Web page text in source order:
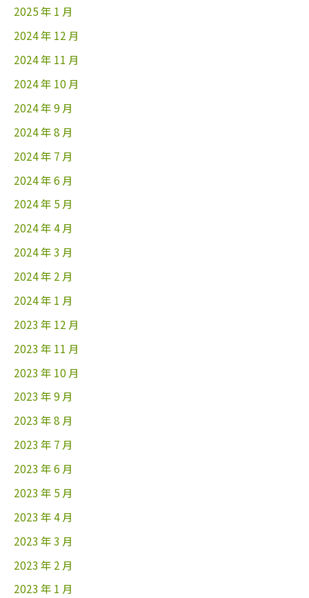
2025 年 1 月
2024 年 12 月
2024 年 11 月
2024 年 10 月
2024 年 9 月
2024 年 8 月
2024 年 7 月
2024 年 6 月
2024 年 5 月
2024 年 4 月
2024 年 3 月
2024 年 2 月
2024 年 1 月
2023 年 12 月
2023 年 11 月
2023 年 10 月
2023 年 9 月
2023 年 8 月
2023 年 7 月
2023 年 6 月
2023 年 5 月
2023 年 4 月
2023 年 3 月
2023 年 2 月
2023 年 1 月